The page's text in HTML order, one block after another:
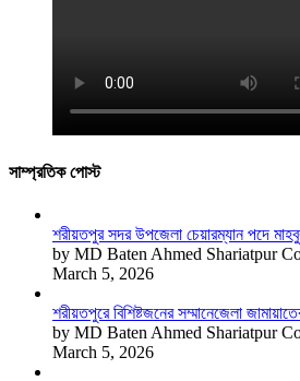
সাম্প্রতিক পোস্ট
শরীয়তপুর সদর উপজেলা চেয়ারম্যান পদে
by MD Baten Ahmed Shariatpur
March 5, 2026
শরীয়তপুরে বিশিষ্টজনের সম্মানেজেলা
by MD Baten Ahmed Shariatpur
March 5, 2026